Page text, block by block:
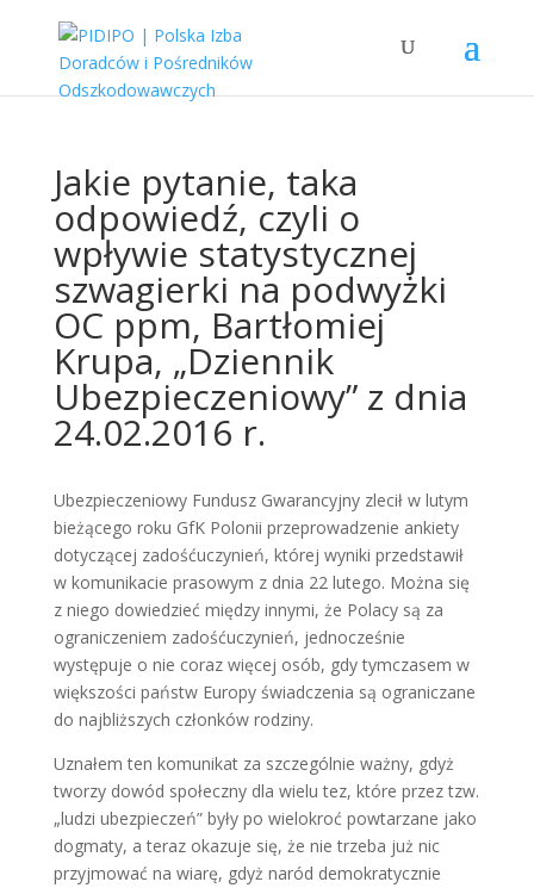
Jakie pytanie, taka
odpowiedź, czyli o
wpływie statystycznej
szwagierki na podwyżki
OC ppm, Bartłomiej
Krupa, „Dziennik
Ubezpieczeniowy” z dnia
24.02.2016 r.
Ubezpieczeniowy Fundusz Gwarancyjny zlecił w lutym
bieżącego roku GfK Polonii przeprowadzenie ankiety
dotyczącej zadośćuczynień, której wyniki przedstawił
w komunikacie prasowym z dnia 22 lutego. Można się
z niego dowiedzieć między innymi, że Polacy są za
ograniczeniem zadośćuczynień, jednocześnie
występuje o nie coraz więcej osób, gdy tymczasem w
większości państw Europy świadczenia są ograniczane
do najbliższych członków rodziny.
Uznałem ten komunikat za szczególnie ważny, gdyż
tworzy dowód społeczny dla wielu tez, które przez tzw.
„ludzi ubezpieczeń” były po wielokroć powtarzane jako
dogmaty, a teraz okazuje się, że nie trzeba już nic
przyjmować na wiarę, gdyż naród demokratycznie